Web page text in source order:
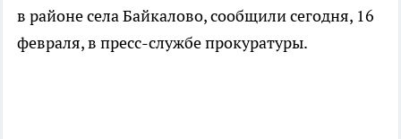
в районе села Байкалово, сообщили сегодня, 16
февраля, в пресс-службе прокуратуры.